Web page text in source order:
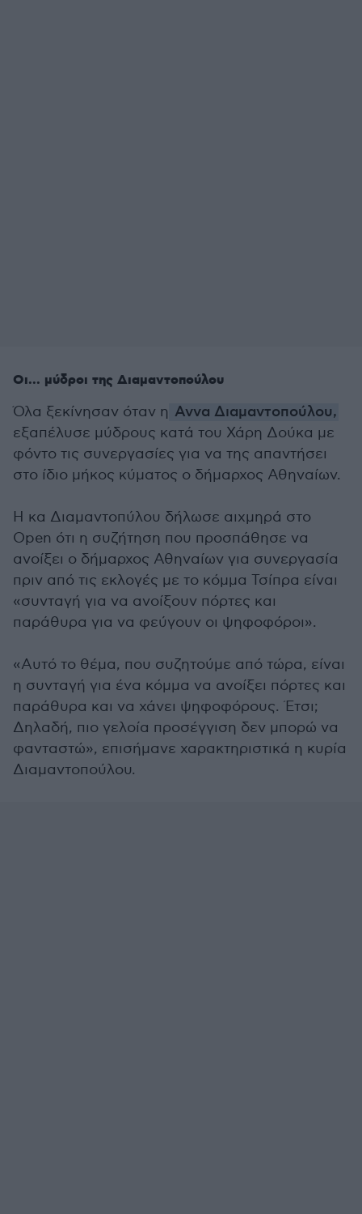
Οι... μύδροι της Διαμαντοπούλου
Όλα ξεκίνησαν όταν η Αννα Διαμαντοπούλου,
εξαπέλυσε μύδρους κατά του Χάρη Δούκα με
φόντο τις συνεργασίες για να της απαντήσει
στο ίδιο μήκος κύματος ο δήμαρχος Αθηναίων.
Η κα Διαμαντοπύλου δήλωσε αιχμηρά στο
Open ότι η συζήτηση που προσπάθησε να
ανοίξει ο δήμαρχος Αθηναίων για συνεργασία
πριν από τις εκλογές με το κόμμα Τσίπρα είναι
«συνταγή για να ανοίξουν πόρτες και
παράθυρα για να φεύγουν οι ψηφοφόροι».
«Αυτό το θέμα, που συζητούμε από τώρα, είναι
η συνταγή για ένα κόμμα να ανοίξει πόρτες και
παράθυρα και να χάνει ψηφοφόρους. Έτσι;
Δηλαδή, πιο γελοία προσέγγιση δεν μπορώ να
φανταστώ», επισήμανε χαρακτηριστικά η κυρία
Διαμαντοπούλου.